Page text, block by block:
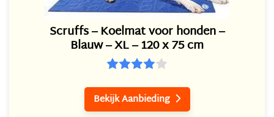
Scruffs – Koelmat voor honden –
Blauw – XL – 120 x 75 cm
Bekijk Aanbieding 